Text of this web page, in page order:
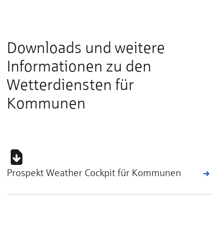
Downloads und weitere
Informationen zu den
Wetterdiensten für
Kommunen
Prospekt Weather Cockpit für Kommunen